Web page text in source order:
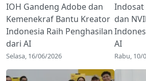
IOH Gandeng Adobe dan
Kemenekraf Bantu Kreator
Indonesia Raih Penghasilan
dari AI
Selasa, 16/06/2026
Indosat
dan
AI
Rabu, 10/